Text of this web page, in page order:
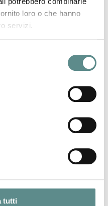
loro o che hanno
servizi.
tutti